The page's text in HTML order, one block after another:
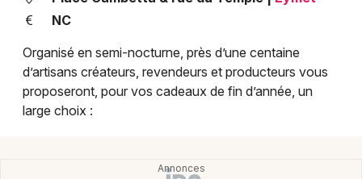
Manifestations
Foires & salons
Lyon
Marseille
Mulhouse
NC
Organisé en semi-nocturne, près d’une centaine
d’artisans créateurs, revendeurs et producteurs vous
proposeront, pour vos cadeaux de fin d’année, un
large choix :